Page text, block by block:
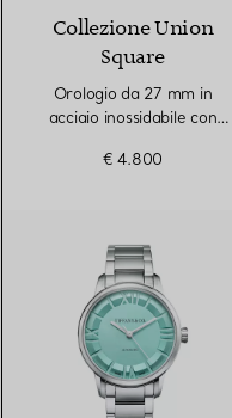
Collezione Union
Square
Orologio da 27 mm in
acciaio inossidabile con
€ 4.800